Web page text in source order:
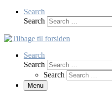
Search
Search
Search
Search
Search
Menu